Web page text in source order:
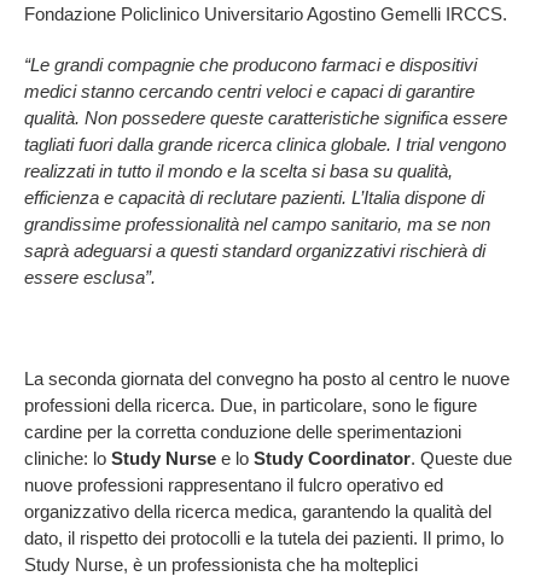
Fondazione Policlinico Universitario Agostino Gemelli IRCCS.
“Le grandi compagnie che producono farmaci e dispositivi
medici stanno cercando centri veloci e capaci di garantire
qualità. Non possedere queste caratteristiche significa essere
tagliati fuori dalla grande ricerca clinica globale. I trial vengono
realizzati in tutto il mondo e la scelta si basa su qualità,
efficienza e capacità di reclutare pazienti. L’Italia dispone di
grandissime professionalità nel campo sanitario, ma se non
saprà adeguarsi a questi standard organizzativi rischierà di
essere esclusa”.
La seconda giornata del convegno ha posto al centro le nuove
professioni della ricerca. Due, in particolare, sono le figure
cardine per la corretta conduzione delle sperimentazioni
cliniche: lo Study Nurse e lo Study Coordinator. Queste due
nuove professioni rappresentano il fulcro operativo ed
organizzativo della ricerca medica, garantendo la qualità del
dato, il rispetto dei protocolli e la tutela dei pazienti. Il primo, lo
Study Nurse, è un professionista che ha molteplici